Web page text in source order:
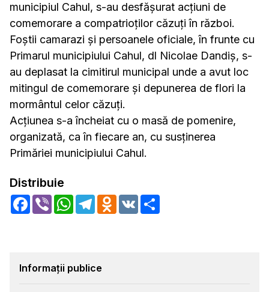
municipiul Cahul, s-au desfășurat acțiuni de
comemorare a compatrioților căzuți în război.
Foștii camarazi și persoanele oficiale, în frunte cu
Primarul municipiului Cahul, dl Nicolae Dandiș, s-
au deplasat la cimitirul municipal unde a avut loc
mitingul de comemorare și depunerea de flori la
mormântul celor căzuți.
Acțiunea s-a încheiat cu o masă de pomenire,
organizată, ca în fiecare an, cu susținerea
Primăriei municipiului Cahul.
Distribuie
Facebook
Viber WhatsApp
TelegramOdnoklassniki
VK
Informații publice